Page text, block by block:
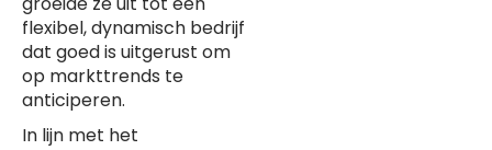
flexibel, dynamisch bedrijf
dat goed is uitgerust om
op markttrends te
anticiperen.
In lijn met het